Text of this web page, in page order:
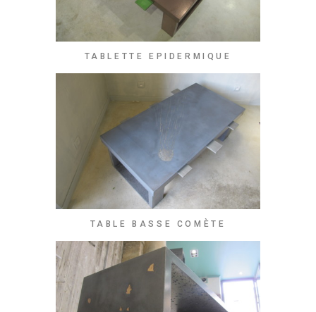
TABLETTE EPIDERMIQUE
TABLE BASSE COMÈTE